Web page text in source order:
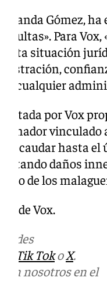
Gómez,
multas». Para
esta situación
de cualquier
por Vox
vinculado
recaudar hasta
daños
de los
de Vox.
redes
Tik TokoX.
con nosotros en el